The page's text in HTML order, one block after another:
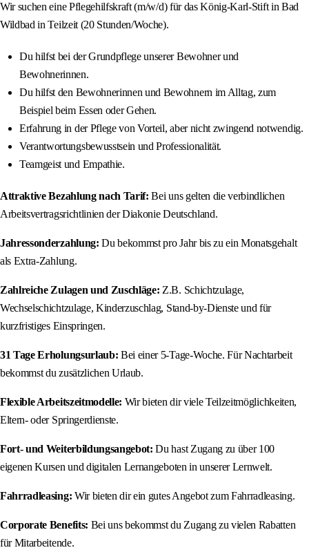
Wir suchen eine Pflegehilfskraft (m/w/d) für das König-Karl-Stift in Bad
Wildbad in Teilzeit (20 Stunden/Woche).
Du hilfst bei der Grundpflege unserer Bewohner und
Bewohnerinnen.
Du hilfst den Bewohnerinnen und Bewohnern im Alltag, zum
Beispiel beim Essen oder Gehen.
Erfahrung in der Pflege von Vorteil, aber nicht zwingend notwendig.
Verantwortungsbewusstsein und Professionalität.
Teamgeist und Empathie.
Attraktive Bezahlung nach Tarif: Bei uns gelten die verbindlichen
Arbeitsvertragsrichtlinien der Diakonie Deutschland.
Jahressonderzahlung: Du bekommst pro Jahr bis zu ein Monatsgehalt
als Extra-Zahlung.
Zahlreiche Zulagen und Zuschläge: Z.B. Schichtzulage,
Wechselschichtzulage, Kinderzuschlag, Stand-by-Dienste und für
kurzfristiges Einspringen.
31 Tage Erholungsurlaub: Bei einer 5-Tage-Woche. Für Nachtarbeit
bekommst du zusätzlichen Urlaub.
Flexible Arbeitszeitmodelle: Wir bieten dir viele Teilzeitmöglichkeiten,
Eltern- oder Springerdienste.
Fort- und Weiterbildungsangebot: Du hast Zugang zu über 100
eigenen Kursen und digitalen Lernangeboten in unserer Lernwelt.
Fahrradleasing: Wir bieten dir ein gutes Angebot zum Fahrradleasing.
Corporate Benefits: Bei uns bekommst du Zugang zu vielen Rabatten
für Mitarbeitende.